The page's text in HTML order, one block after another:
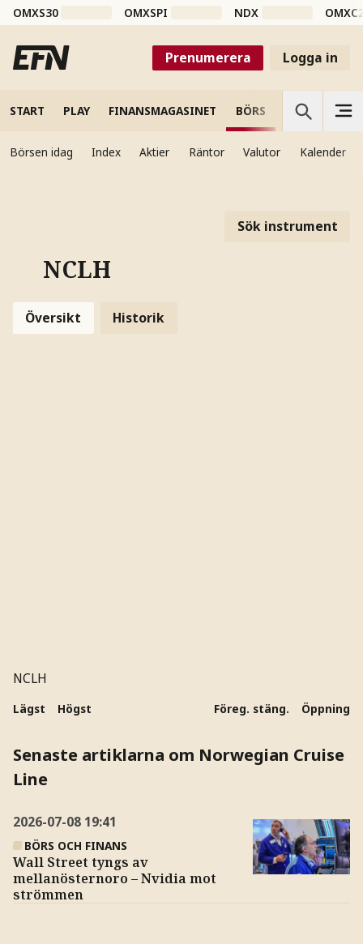
OMXS30 OMXSPI NDX
Prenumerera Logga in
START PLAY FINANSMAGASINET BÖRS VETENSKAP
Börsen idag Index Aktier Räntor Valutor Kalender
Sök instrument
NCLH
Översikt Historik
NCLH
Lägst Högst Föreg. stäng. Öppning
Senaste artiklarna om Norwegian Cruise
Line
2026-07-08 19:41
BÖRS OCH FINANS
Wall Street tyngs av
mellanösternoro – Nvidia mot
strömmen